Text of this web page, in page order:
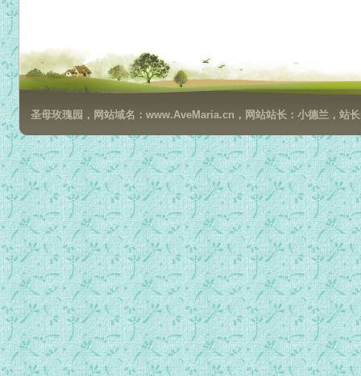
25.第十七篇：银溪相遇记01.mp3
26.第十七篇：银溪相遇记02.mp3
27.第十七篇：银溪相遇记03.mp3
28.第十七篇：银溪相遇记04.mp3
29.第十八篇：藤杖之歌01.mp3
30.第十八篇：藤杖之歌02.mp3
31.第十九篇：二十一种心要曲.mp3
32.第二十篇：无常八喻曲.mp3
33.第二十一篇：血道需及时的开示.mp3
34.第二十二篇：笛色雪山降服外道的故事01.mp3
35.第二十二篇：笛色雪山降服外道的故事02.mp3
36.第二十三篇：惹琼巴的开悟01.mp3
圣母玫瑰园，网站域名：www.AveMaria.cn，网站站长：小德兰，